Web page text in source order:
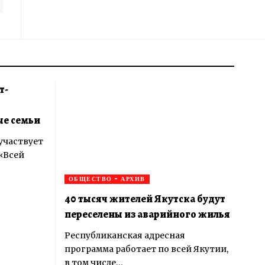
семьи
ОБЩЕСТВО - АРХИВ
40 тысяч жителей Якутска будут
переселены из аварийного жилья
Республиканская адресная
программа работает по всей Якутии,
в том числе…